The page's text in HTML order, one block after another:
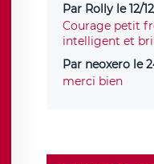
Par Rolly le 12/
Courage petit
intelligent et
Par neoxero le
merci bien